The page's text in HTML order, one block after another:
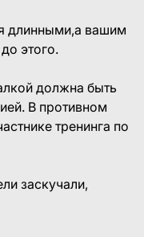
длинными,а вашим
этого.
должна быть
В противном
тренинга по
заскучали,